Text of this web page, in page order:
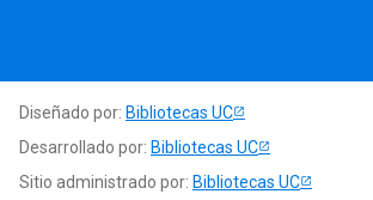
Diseñado por: Bibliotecas UC
Desarrollado por: Bibliotecas UC
Sitio administrado por: Bibliotecas UC